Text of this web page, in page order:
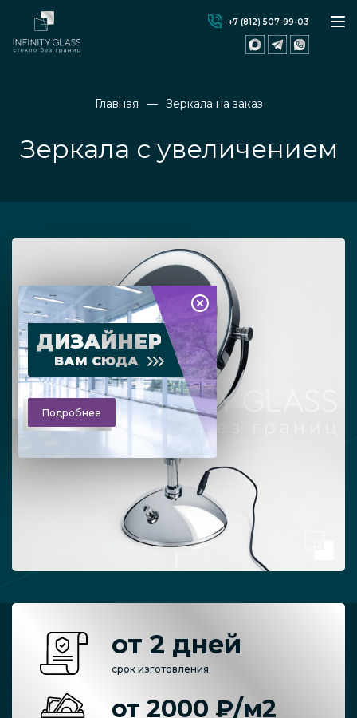
+7 (812) 507-99-03
Главная Зеркала на заказ
Зеркала с увеличением
ДИЗАЙНЕР
ВАМ СЮДА
Подробнее
от 2 дней
срок изготовления
от 2000 ₽/м2